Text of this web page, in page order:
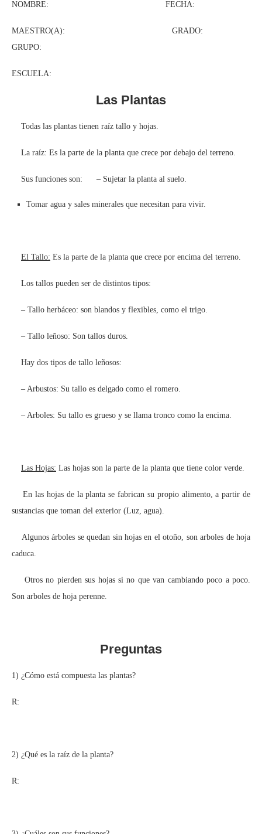
NOMBRE: FECHA:
MAESTRO(A): GRADO:
GRUPO:
ESCUELA:
Las Plantas
Todas las plantas tienen raíz tallo y hojas.
La raíz: Es la parte de la planta que crece por debajo del terreno.
Sus funciones son: – Sujetar la planta al suelo.
Tomar agua y sales minerales que necesitan para vivir.
El Tallo: Es la parte de la planta que crece por encima del terreno.
Los tallos pueden ser de distintos tipos:
– Tallo herbáceo: son blandos y flexibles, como el trigo.
– Tallo leñoso: Son tallos duros.
Hay dos tipos de tallo leñosos:
– Arbustos: Su tallo es delgado como el romero.
– Arboles: Su tallo es grueso y se llama tronco como la encima.
Las Hojas: Las hojas son la parte de la planta que tiene color verde.
En las hojas de la planta se fabrican su propio alimento, a partir de
sustancias que toman del exterior (Luz, agua).
Algunos árboles se quedan sin hojas en el otoño, son arboles de hoja
caduca.
Otros no pierden sus hojas si no que van cambiando poco a poco.
Son arboles de hoja perenne.
Preguntas
1) ¿Cómo está compuesta las plantas?
R:
2) ¿Qué es la raíz de la planta?
R: